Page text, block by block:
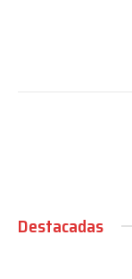
Destacadas